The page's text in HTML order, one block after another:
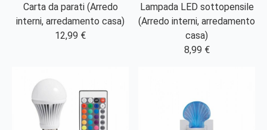
Carta da parati (Arredo
interni, arredamento casa)
12,99 €
Lampada LED sottopensile
(Arredo interni, arredamento
casa)
8,99 €